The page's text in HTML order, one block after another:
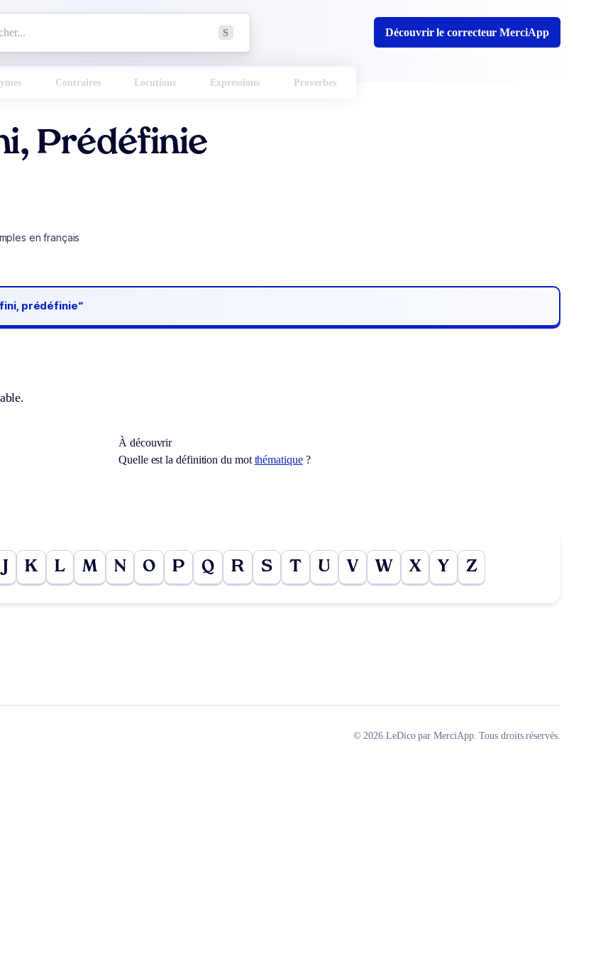
S Découvrir le correcteur MerciApp
Contraires Locutions Expressions Proverbes
Prédéfinie
en français
prédéfinie“
À découvrir
Quelle est la définition du mot thématique?
K L M N O P Q R S T U V W X Y Z
© 2026 LeDico par MerciApp. Tous droits réservés.